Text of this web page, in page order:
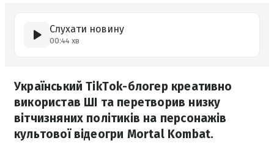
Слухати новину
00:44 хв
Український TikTok-блогер креативно
використав ШІ та перетворив низку
вітчизняних політиків на персонажів
культової відеогри Mortal Kombat.